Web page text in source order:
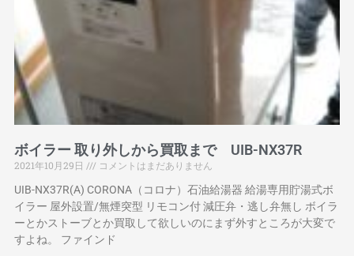
ボイラー 取り外しから買取まで UIB-NX37R
2021年10月29日
コメントはまだありません
UIB-NX37R(A) CORONA（コロナ）石油給湯器 給湯専用貯湯式ボ
イラー 屋外設置/無煙突型 リモコン付 減圧弁・逃し弁無し ボイラ
ーとかストーブとか買取して欲しいのにまず外すところが大変で
すよね。 ファインド